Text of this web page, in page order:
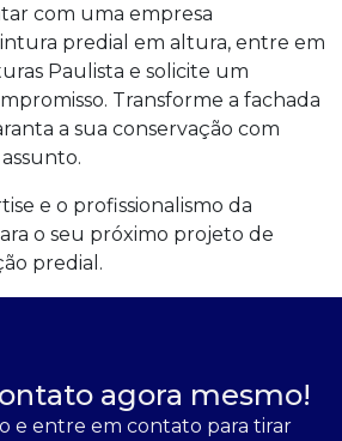
com uma empresa
predial em altura, entre em
Paulista e solicite um
Transforme a fachada
a sua conservação com
e o profissionalismo da
o seu próximo projeto de
predial.
agora mesmo!
e entre em contato para tirar